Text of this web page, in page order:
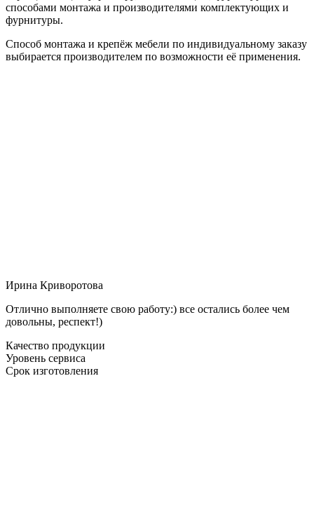
способами монтажа и производителями комплектующих и
фурнитуры.
Способ монтажа и крепёж мебели по индивидуальному заказу
выбирается производителем по возможности её применения.
Ирина Криворотова
Отлично выполняете свою работу:) все остались более чем
довольны, респект!)
Качество продукции
Уровень сервиса
Срок изготовления